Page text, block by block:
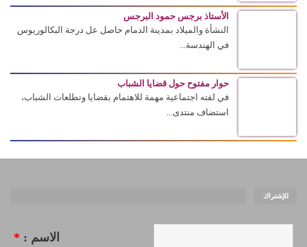
الأستاذ برجس حمود البرجس
النشأة والميلاد بمدينة الدمام حاصل عل درجة البكالوريوس
في الهندسة...
حوار مفتوح حول قضايا الشباب
في لفته اجتماعية مهمة للاهتمام بقضايا وتطلعات الشباب،
استضاف منتدى...
للإشتراك
الاسم : *